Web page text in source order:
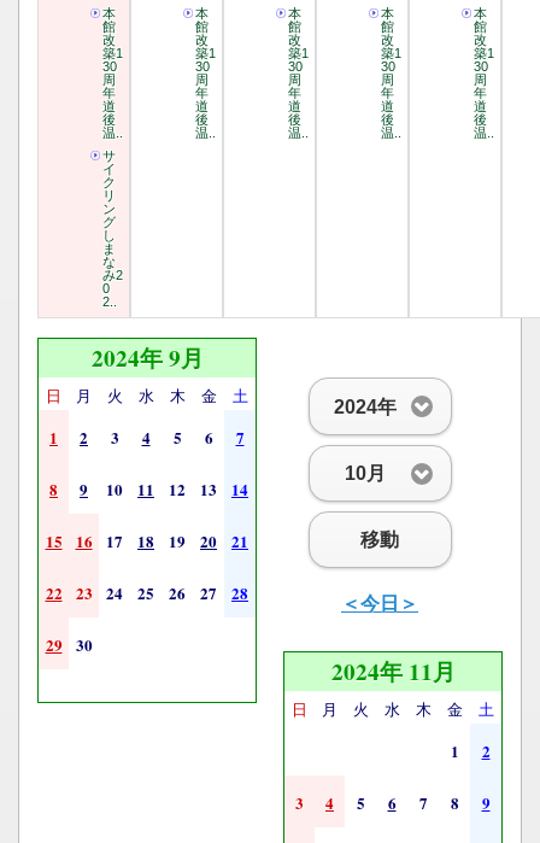
本
館
改
築1
30
周
年
道
後
温..
サ
イ
ク
リ
ン
グ
し
ま
な
み2
0
2..
本
館
改
築1
30
周
年
道
後
温..
本
館
改
築1
30
周
年
道
後
温..
本
館
改
築1
30
周
年
道
後
温..
本
館
改
築1
30
周
年
道
後
温..
2024年
10月
移動
＜今日＞
2024年 9月
日 月 火 水 木 金 土
1 2 3 4 5 6 7
8 9 10 11 12 13 14
15 16 17 18 19 20 21
22 23 24 25 26 27 28
29 30
2024年 11月
日 月 火 水 木 金 土
1 2
3 4 5 6 7 8 9